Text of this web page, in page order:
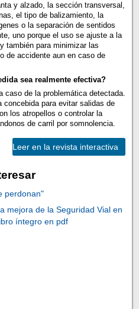
y alzado, la sección transversal,
el tipo de balizamiento, la
o la separación de sentidos
uno porque el uso se ajuste a la
también para minimizar las
de accidente aun en caso de
sea realmente efectiva?
caso de la problemática detectada.
concebida para evitar salidas de
los atropellos o controlar la
de carril por somnolencia.
Leer en la revista interactiva
perdonan"
mejora de la Seguridad Vial en
íntegro en pdf